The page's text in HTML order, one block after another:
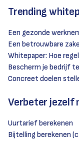
Trending
Een gezonde
Een betrouwbare
Whitepaper: Hoe
Bescherm je bedrijf
Concreet doelen
Verbeter jezelf
Uurtarief berekenen
Bijtelling berekenen